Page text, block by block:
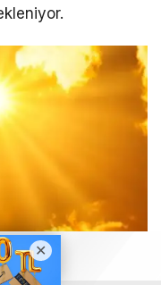
Ezel Akay’dan ilk açıklama: “Gerçekler ortaya çıkacak”
Şahin Biba; Şehrimize ve insanımıza dokunan kalıcı hizmetler üretiyoruz